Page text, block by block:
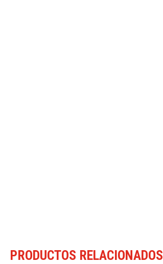
PRODUCTOS RELACIONADOS